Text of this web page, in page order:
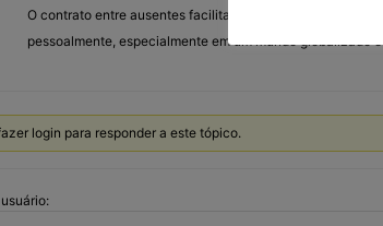
O contrato entre ausentes facilita as transações que não
pessoalmente, especialmente em um mundo globalizado
login para responder a este tópico.